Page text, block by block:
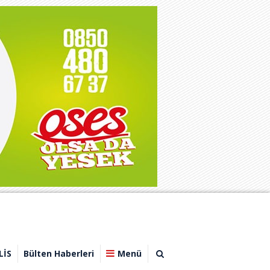
Bülten Haberleri Menü